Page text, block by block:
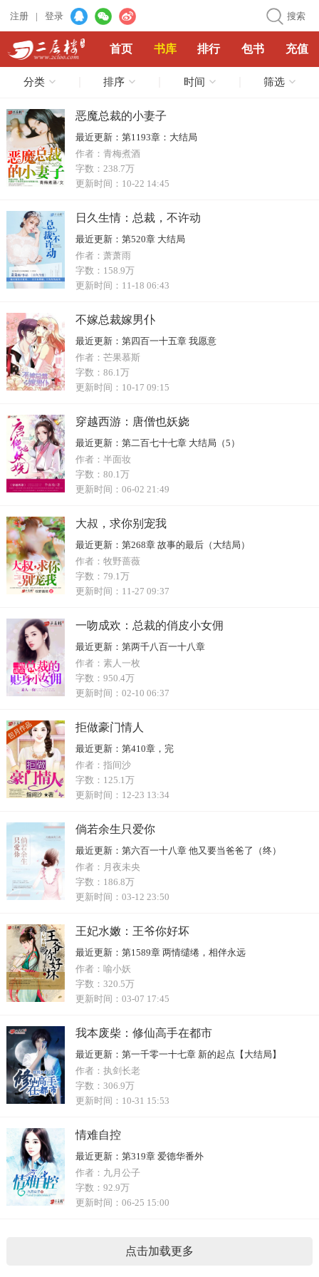
注册 | 登录 搜索
首页 书库 排行 包书 充值
分类 排序 时间 筛选
恶魔总裁的小妻子
最近更新： 第1193章：大结局
作者： 青梅煮酒
字数： 238.7万
更新时间： 10-22 14:45
日久生情：总裁，不许动
最近更新：
第520章 大结局
作者： 萧萧雨
字数： 158.9万
更新时间： 11-18 06:43
不嫁总裁嫁男仆
最近更新： 第四百一十五章 我愿意
作者： 芒果慕斯
字数： 86.1万
更新时间： 10-17 09:15
穿越西游：唐僧也妖娆
最近更新： 第二百七十七章 大结局（5）
作者： 半面妆
字数： 80.1万
更新时间： 06-02 21:49
大叔，求你别宠我
最近更新： 第268章 故事的最后（大结局）
作者： 牧野蔷薇
字数： 79.1万
更新时间： 11-27 09:37
一吻成欢：总裁的俏皮小女佣
最近更新： 第两千八百一十八章
作者： 素人一枚
字数： 950.4万
更新时间： 02-10 06:37
拒做豪门情人
最近更新： 第410章，完
作者： 指间沙
字数： 125.1万
更新时间： 12-23 13:34
倘若余生只爱你
最近更新： 第六百一十八章 他又要当爸爸了（终）
作者： 月夜未央
字数： 186.8万
更新时间： 03-12 23:50
王妃水嫩：王爷你好坏
最近更新： 第1589章 两情缱绻，相伴永远
作者： 喻小妖
字数： 320.5万
更新时间： 03-07 17:45
我本废柴：修仙高手在都市
最近更新： 第一千零一十七章 新的起点【大结局】
作者： 执剑长老
字数： 306.9万
更新时间： 10-31 15:53
情难自控
最近更新： 第319章 爱德华番外
作者： 九月公子
字数： 92.9万
更新时间： 06-25 15:00
点击加载更多